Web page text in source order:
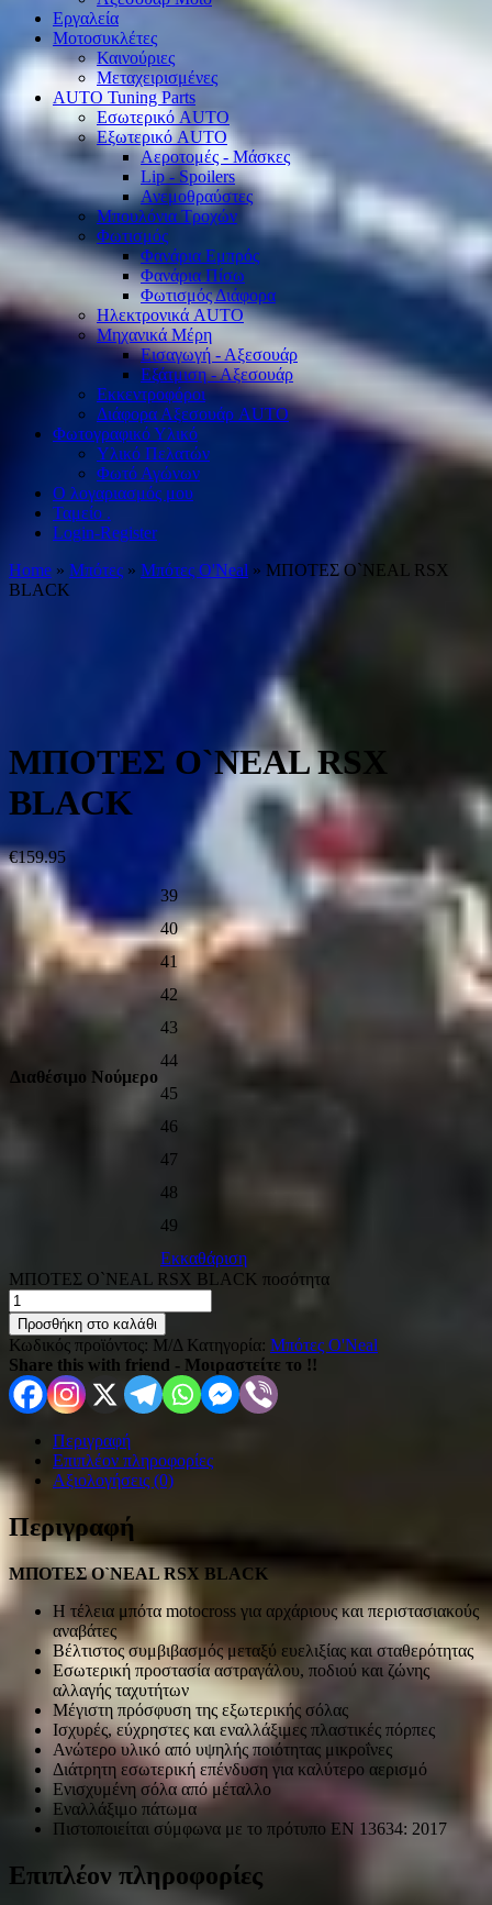
Εργαλεία
Μοτοσυκλέτες
Καινούριες
Μεταχειρισμένες
AUTO Tuning Parts
Εσωτερικό AUTO
Εξωτερικό AUTO
Αεροτομές - Μάσκες
Lip - Spoilers
Ανεμοθραύστες
Μπουλόνια Τροχών
Φωτισμός
Φανάρια Εμπρός
Φανάρια Πίσω
Φωτισμός Διάφορα
Ηλεκτρονικά AUTO
Μηχανικά Μέρη
Εισαγωγή - Αξεσουάρ
Εξάτμιση - Αξεσουάρ
Εκκεντροφόροι
Διάφορα Αξεσουάρ AUTO
Φωτογραφικό Υλικό
Υλικό Πελατών
Φωτό Αγώνων
Ο λογαριασμός μου
Ταμείο .
Login-Register
Home » Μπότες » Μπότες O'Neal » ΜΠΟΤΕΣ O`NEAL RSX
BLACK
ΜΠΟΤΕΣ O`NEAL RSX
BLACK
€159.95
Διαθέσιμο Νούμερο
39
40
41
42
43
44
45
46
47
48
49
Εκκαθάριση
ΜΠΟΤΕΣ O`NEAL RSX BLACK ποσότητα
Προσθήκη στο καλάθι
Κωδικός προϊόντος: Μ/Δ Κατηγορία: Μπότες O'Neal
Share this with friend - Μοιραστείτε το !!
Περιγραφή
Επιπλέον πληροφορίες
Αξιολογήσεις (0)
Περιγραφή
ΜΠΟΤΕΣ O`NEAL RSX BLACK
Η τέλεια μπότα motocross για αρχάριους και περιστασιακούς
αναβάτες
Βέλτιστος συμβιβασμός μεταξύ ευελιξίας και σταθερότητας
Εσωτερική προστασία αστραγάλου, ποδιού και ζώνης
αλλαγής ταχυτήτων
Μέγιστη πρόσφυση της εξωτερικής σόλας
Ισχυρές, εύχρηστες και εναλλάξιμες πλαστικές πόρπες
Ανώτερο υλικό από υψηλής ποιότητας μικροΐνες
Διάτρητη εσωτερική επένδυση για καλύτερο αερισμό
Ενισχυμένη σόλα από μέταλλο
Εναλλάξιμο πάτωμα
Πιστοποιείται σύμφωνα με το πρότυπο EN 13634: 2017
Επιπλέον πληροφορίες